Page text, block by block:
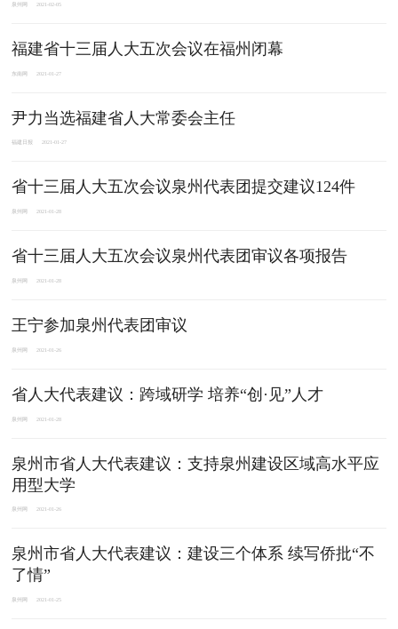
泉州网 2021-02-05
福建省十三届人大五次会议在福州闭幕
东南网 2021-01-27
尹力当选福建省人大常委会主任
福建日报 2021-01-27
省十三届人大五次会议泉州代表团提交建议124件
泉州网 2021-01-28
省十三届人大五次会议泉州代表团审议各项报告
泉州网 2021-01-28
王宁参加泉州代表团审议
泉州网 2021-01-26
​省人大代表建议：跨域研学 培养“创·见”人才
泉州网 2021-01-28
泉州市省人大代表建议：支持泉州建设区域高水平应
用型大学
泉州网 2021-01-26
泉州市省人大代表建议：建设三个体系 续写侨批“不
了情”
泉州网 2021-01-25